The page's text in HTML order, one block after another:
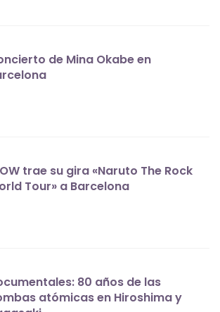
de Mina Okabe en
trae su gira «Naruto The Rock
Tour» a Barcelona
80 años de las
atómicas en Hiroshima y